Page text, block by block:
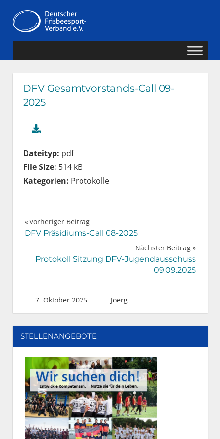
Inhalt
springen
Frisbeesport-
Verband
DFV Gesamtvorstands-Call 09-
2025
Dateityp: pdf
File Size: 514 kB
Kategorien: Protokolle
Beitragsnavigation
Vorheriger Beitrag
DFV Präsidiums-Call 08-2025
Nächster Beitrag
Protokoll Sitzung DFV-Jugendausschuss
09.09.2025
7. Oktober 2025 Joerg
STELLENANGEBOTE